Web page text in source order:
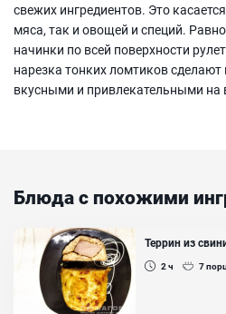
свежих ингредиентов. Это
мяса, так и овощей и специй.
начинки по всей поверхности
нарезка тонких ломтиков
вкусными и привлекательными на
Блюда с похожими
Террин из
2 ч 7